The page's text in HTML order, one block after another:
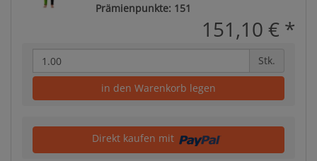
Prämienpunkte: 151
151,10 € *
Stk.
in den Warenkorb legen
Direkt kaufen mit